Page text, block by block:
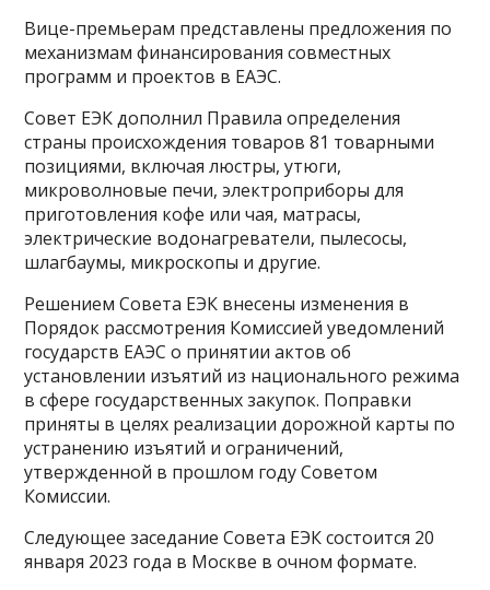
Вице-премьерам представлены предложения по
механизмам финансирования совместных
программ и проектов в ЕАЭС.
Совет ЕЭК дополнил Правила определения
страны происхождения товаров 81 товарными
позициями, включая люстры, утюги,
микроволновые печи, электроприборы для
приготовления кофе или чая, матрасы,
электрические водонагреватели, пылесосы,
шлагбаумы, микроскопы и другие.
Решением Совета ЕЭК внесены изменения в
Порядок рассмотрения Комиссией уведомлений
государств ЕАЭС о принятии актов об
установлении изъятий из национального режима
в сфере государственных закупок. Поправки
приняты в целях реализации дорожной карты по
устранению изъятий и ограничений,
утвержденной в прошлом году Советом
Комиссии.
Следующее заседание Совета ЕЭК состоится 20
января 2023 года в Москве в очном формате.